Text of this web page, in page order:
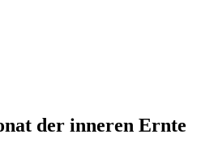
der inneren Ernte